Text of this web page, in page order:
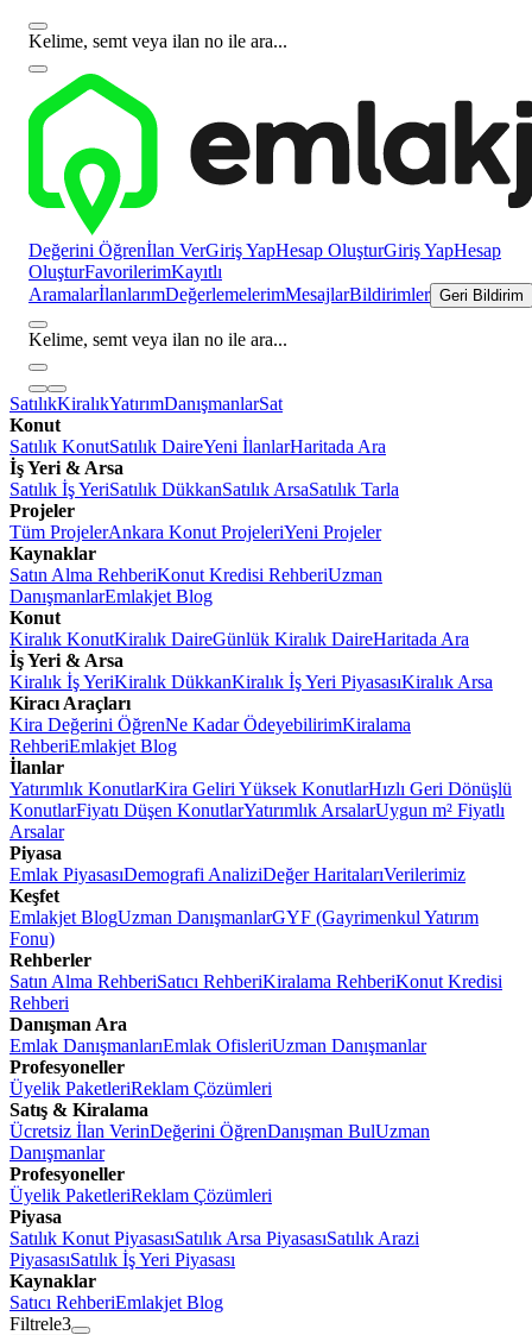
Kelime, semt veya ilan no ile ara...
Değerini Öğrenİlan VerGiriş YapHesap OluşturGiriş YapHesap
OluşturFavorilerimKayıtlı
AramalarİlanlarımDeğerlemelerimMesajlarBildirimler Geri Bildirim
Kelime, semt veya ilan no ile ara...
SatılıkKiralıkYatırımDanışmanlarSat
Konut
Satılık KonutSatılık DaireYeni İlanlarHaritada Ara
İş Yeri & Arsa
Satılık İş YeriSatılık DükkanSatılık ArsaSatılık Tarla
Projeler
Tüm ProjelerAnkara Konut ProjeleriYeni Projeler
Kaynaklar
Satın Alma RehberiKonut Kredisi RehberiUzman
DanışmanlarEmlakjet Blog
Konut
Kiralık KonutKiralık DaireGünlük Kiralık DaireHaritada Ara
İş Yeri & Arsa
Kiralık İş YeriKiralık DükkanKiralık İş Yeri PiyasasıKiralık Arsa
Kiracı Araçları
Kira Değerini ÖğrenNe Kadar ÖdeyebilirimKiralama
RehberiEmlakjet Blog
İlanlar
Yatırımlık KonutlarKira Geliri Yüksek KonutlarHızlı Geri Dönüşlü
KonutlarFiyatı Düşen KonutlarYatırımlık ArsalarUygun m² Fiyatlı
Arsalar
Piyasa
Emlak PiyasasıDemografi AnaliziDeğer HaritalarıVerilerimiz
Keşfet
Emlakjet BlogUzman DanışmanlarGYF (Gayrimenkul Yatırım
Fonu)
Rehberler
Satın Alma RehberiSatıcı RehberiKiralama RehberiKonut Kredisi
Rehberi
Danışman Ara
Emlak DanışmanlarıEmlak OfisleriUzman Danışmanlar
Profesyoneller
Üyelik PaketleriReklam Çözümleri
Satış & Kiralama
Ücretsiz İlan VerinDeğerini ÖğrenDanışman BulUzman
Danışmanlar
Profesyoneller
Üyelik PaketleriReklam Çözümleri
Piyasa
Satılık Konut PiyasasıSatılık Arsa PiyasasıSatılık Arazi
PiyasasıSatılık İş Yeri Piyasası
Kaynaklar
Satıcı RehberiEmlakjet Blog
Filtrele3